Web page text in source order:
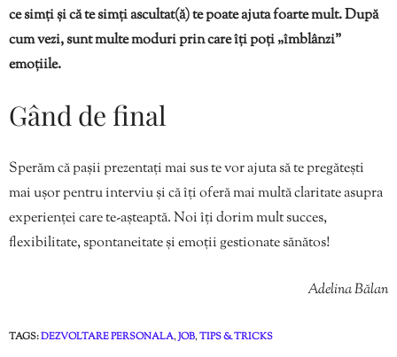
ce simți și că te simți ascultat(ă) te poate ajuta foarte mult. După
cum vezi, sunt multe moduri prin care îți poți „îmblânzi”
emoțiile.
Gând de final
Sperăm că pașii prezentați mai sus te vor ajuta să te pregătești
mai ușor pentru interviu și că îți oferă mai multă claritate asupra
experienței care te-așteaptă. Noi îți dorim mult succes,
flexibilitate, spontaneitate și emoții gestionate sănătos!
Adelina Bălan
TAGS:DEZVOLTARE PERSONALA,JOB,TIPS & TRICKS